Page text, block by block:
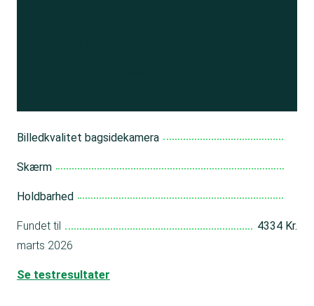
Billedkvalitet bagsidekamera
Skærm
Holdbarhed
Fundet til
4334 Kr.
marts 2026
Se testresultater